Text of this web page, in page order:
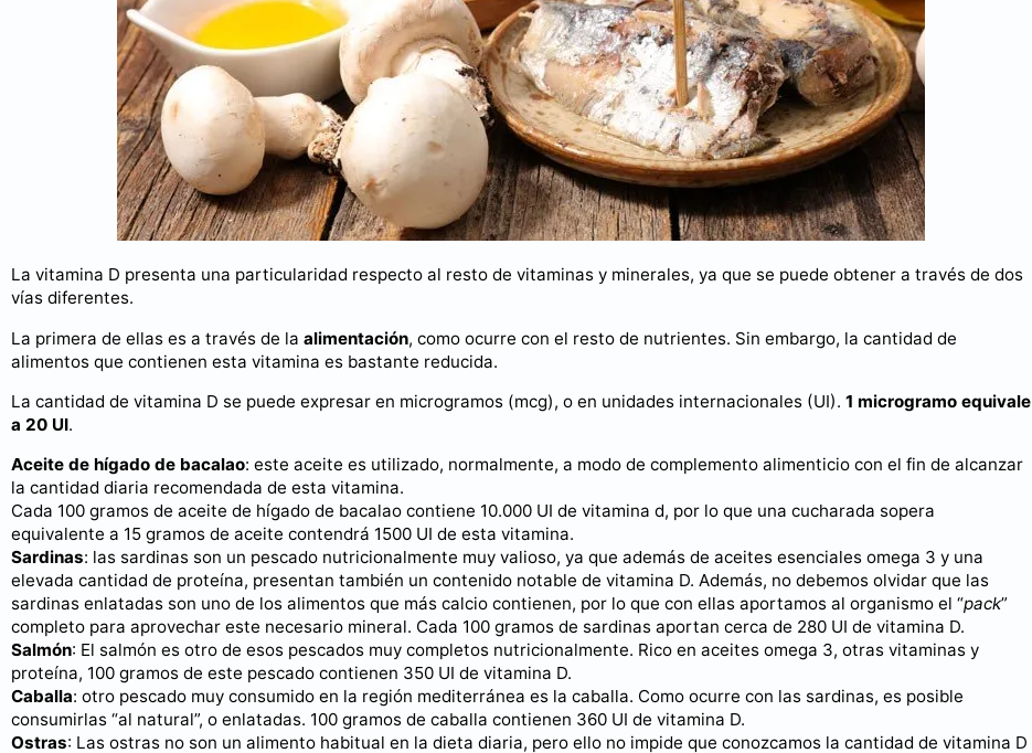
La vitamina D presenta una particularidad respecto al resto de vitaminas y minerales, ya que se puede obtener a través de dos
vías diferentes.
La primera de ellas es a través de la alimentación, como ocurre con el resto de nutrientes. Sin embargo, la cantidad de
alimentos que contienen esta vitamina es bastante reducida.
La cantidad de vitamina D se puede expresar en microgramos (mcg), o en unidades internacionales (UI). 1 microgramo equivale
a 20 UI.
Aceite de hígado de bacalao: este aceite es utilizado, normalmente, a modo de complemento alimenticio con el fin de alcanzar
la cantidad diaria recomendada de esta vitamina.
Cada 100 gramos de aceite de hígado de bacalao contiene 10.000 UI de vitamina d, por lo que una cucharada sopera
equivalente a 15 gramos de aceite contendrá 1500 UI de esta vitamina.
Sardinas: las sardinas son un pescado nutricionalmente muy valioso, ya que además de aceites esenciales omega 3 y una
elevada cantidad de proteína, presentan también un contenido notable de vitamina D. Además, no debemos olvidar que las
sardinas enlatadas son uno de los alimentos que más calcio contienen, por lo que con ellas aportamos al organismo el “pack”
completo para aprovechar este necesario mineral. Cada 100 gramos de sardinas aportan cerca de 280 UI de vitamina D.
Salmón: El salmón es otro de esos pescados muy completos nutricionalmente. Rico en aceites omega 3, otras vitaminas y
proteína, 100 gramos de este pescado contienen 350 UI de vitamina D.
Caballa: otro pescado muy consumido en la región mediterránea es la caballa. Como ocurre con las sardinas, es posible
consumirlas “al natural”, o enlatadas. 100 gramos de caballa contienen 360 UI de vitamina D.
Ostras: Las ostras no son un alimento habitual en la dieta diaria, pero ello no impide que conozcamos la cantidad de vitamina D